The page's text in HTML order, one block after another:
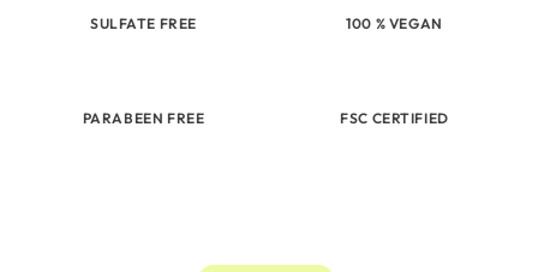
SULFATE FREE 100 % VEGAN
PARABEEN FREE FSC CERTIFIED